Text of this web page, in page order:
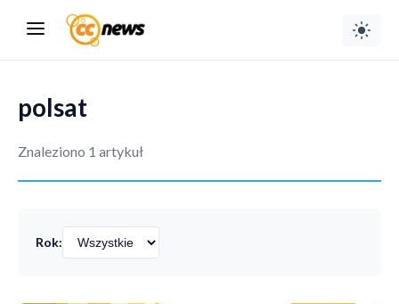
polsat
Znaleziono 1 artykuł
Rok: